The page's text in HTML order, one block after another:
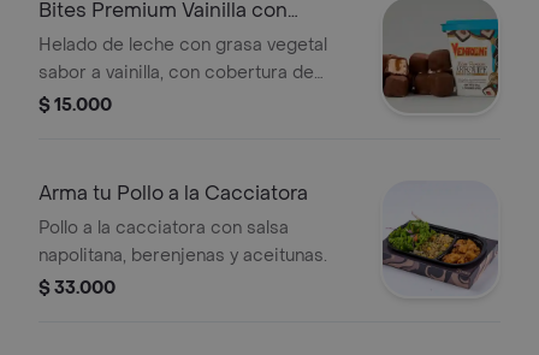
Bites Premium Vainilla con
Arequipe
Helado de leche con grasa vegetal
sabor a vainilla, con cobertura de
chocolate y relleno de arequipe.
$ 15.000
Arma tu Pollo a la Cacciatora
Pollo a la cacciatora con salsa
napolitana, berenjenas y aceitunas.
$ 33.000